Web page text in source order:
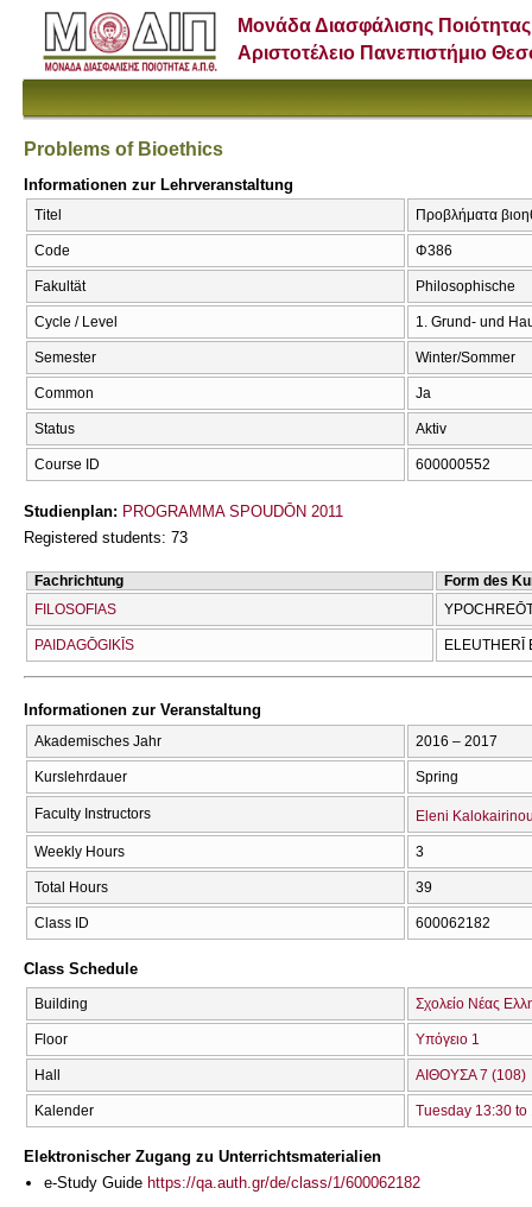
Μονάδα Διασφάλισης Ποιότητας
Αριστοτέλειο Πανεπιστήμιο
Problems of Bioethics
Informationen zur Lehrveranstaltung
Titel Προβλήματα
Code Φ386
Fakultät Philosophische
Cycle / Level 1. Grund- und
Semester Winter/Sommer
Common Ja
Status Aktiv
Course ID 600000552
Studienplan: PROGRAMMA SPOUDŌN 2011
Registered students: 73
Fachrichtung
Form des
FILOSOFIAS
PAIDAGŌGIKĪS ELEUTHERĪ
Informationen zur Veranstaltung
Akademisches Jahr 2016 – 2017
Kurslehrdauer Spring
Faculty Instructors Eleni
Weekly Hours 3
Total Hours 39
Class ID 600062182
Class Schedule
Building Σχολείο Νέας
Floor Υπόγειο 1
Hall ΑΙΘΟΥΣΑ 7 (108)
Kalender Tuesday 13:30 to
Elektronischer Zugang zu Unterrichtsmaterialien
e-Study Guide https://qa.auth.gr/de/class/1/600062182